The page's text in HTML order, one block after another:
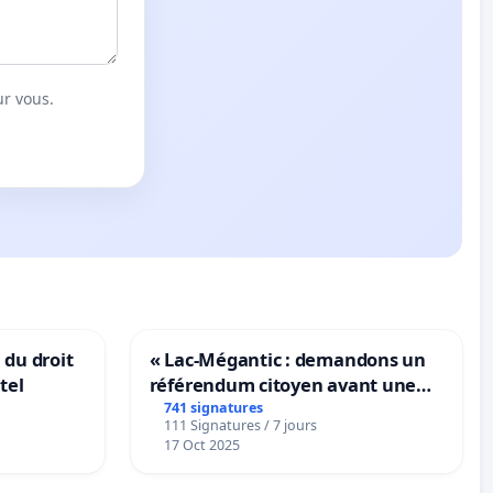
vous.
du droit
« Lac-Mégantic : demandons un
référendum citoyen avant une
transformation irréversible de
notre territoire »
741 signatures
111 Signatures / 7 jours
17 Oct 2025